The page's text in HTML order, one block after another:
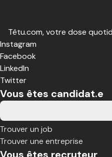
Têtu.com, votre dose
Instagram
Facebook
LinkedIn
Twitter
Vous êtes candidat.e
Trouver un job
Trouver une entreprise